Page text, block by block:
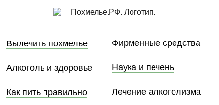
Вылечить похмелье
Фирменные средства
Алкоголь и здоровье
Наука и печень
Как пить правильно
Лечение алкоголизма